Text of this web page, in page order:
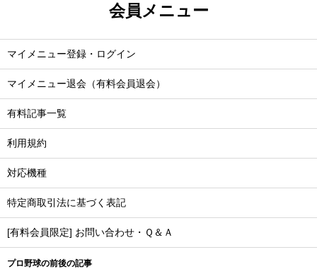
会員メニュー
マイメニュー登録・ログイン
マイメニュー退会（有料会員退会）
有料記事一覧
利用規約
対応機種
特定商取引法に基づく表記
[有料会員限定] お問い合わせ・Ｑ＆Ａ
プロ野球の前後の記事